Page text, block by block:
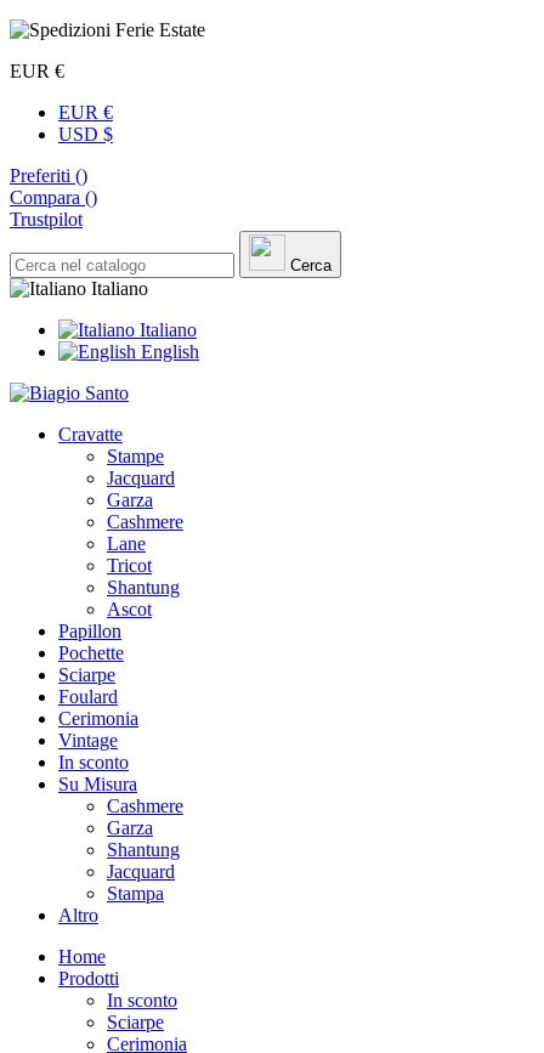
EUR €
EUR €
USD $
Preferiti ()
Compara ()
Trustpilot
Cerca
Italiano
Italiano
English
Cravatte
Stampe
Jacquard
Garza
Cashmere
Lane
Tricot
Shantung
Ascot
Papillon
Pochette
Sciarpe
Foulard
Cerimonia
Vintage
In sconto
Su Misura
Cashmere
Garza
Shantung
Jacquard
Stampa
Altro
Home
Prodotti
In sconto
Sciarpe
Cerimonia